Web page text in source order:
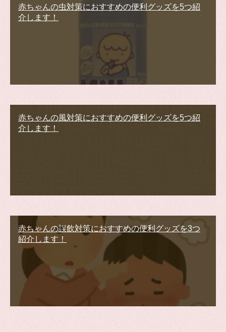
赤ちゃんの虫対策におすすめの便利グッズを5つ紹
介します！
赤ちゃんの風対策におすすめの便利グッズを5つ紹
介します！
赤ちゃんの誤飲対策におすすめの便利グッズを3つ
紹介します！